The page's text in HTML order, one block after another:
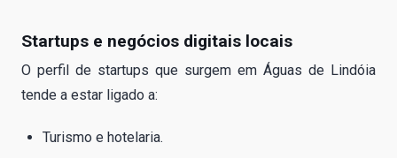
Startups e negócios digitais locais
O perfil de startups que surgem em Águas de Lindóia
tende a estar ligado a:
Turismo e hotelaria.